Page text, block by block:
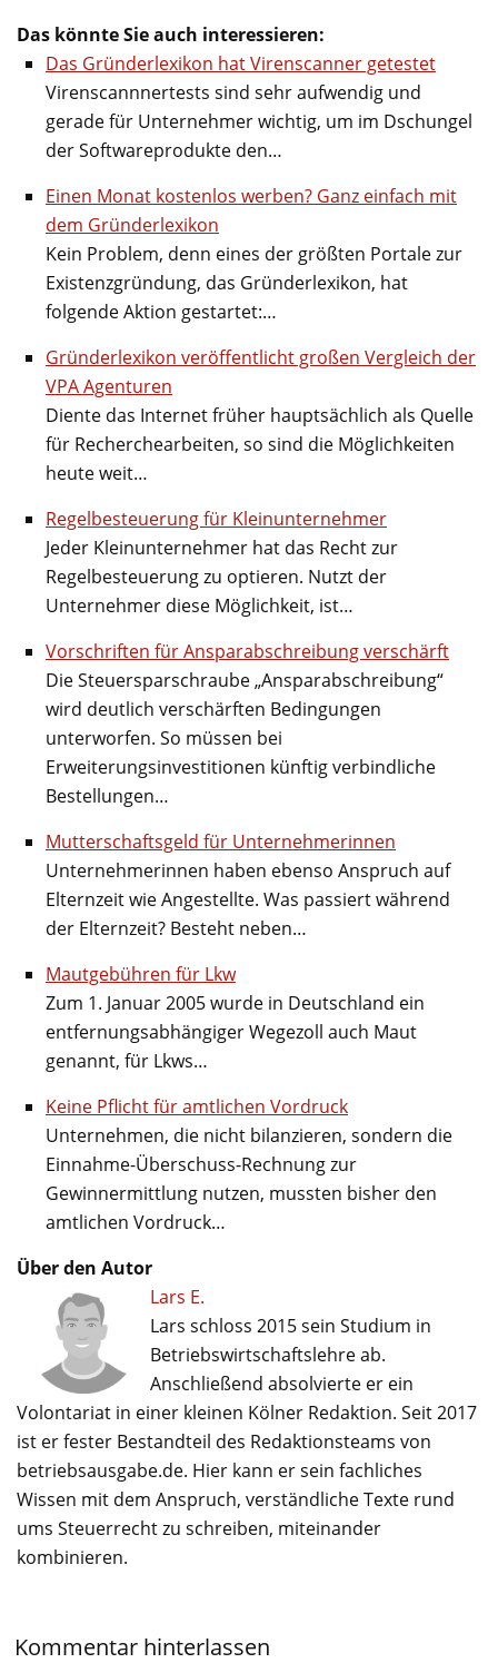
Das könnte Sie auch interessieren:
Das Gründerlexikon hat Virenscanner getestet
Virenscannnertests sind sehr aufwendig und
gerade für Unternehmer wichtig, um im Dschungel
der Softwareprodukte den…
Einen Monat kostenlos werben? Ganz einfach mit
dem Gründerlexikon
Kein Problem, denn eines der größten Portale zur
Existenzgründung, das Gründerlexikon, hat
folgende Aktion gestartet:…
Gründerlexikon veröffentlicht großen Vergleich der
VPA Agenturen
Diente das Internet früher hauptsächlich als Quelle
für Recherchearbeiten, so sind die Möglichkeiten
heute weit…
Regelbesteuerung für Kleinunternehmer
Jeder Kleinunternehmer hat das Recht zur
Regelbesteuerung zu optieren. Nutzt der
Unternehmer diese Möglichkeit, ist…
Vorschriften für Ansparabschreibung verschärft
Die Steuersparschraube „Ansparabschreibung“
wird deutlich verschärften Bedingungen
unterworfen. So müssen bei
Erweiterungsinvestitionen künftig verbindliche
Bestellungen…
Mutterschaftsgeld für Unternehmerinnen
Unternehmerinnen haben ebenso Anspruch auf
Elternzeit wie Angestellte. Was passiert während
der Elternzeit? Besteht neben…
Mautgebühren für Lkw
Zum 1. Januar 2005 wurde in Deutschland ein
entfernungsabhängiger Wegezoll auch Maut
genannt, für Lkws…
Keine Pflicht für amtlichen Vordruck
Unternehmen, die nicht bilanzieren, sondern die
Einnahme-Überschuss-Rechnung zur
Gewinnermittlung nutzen, mussten bisher den
amtlichen Vordruck…
Über den Autor
Lars E.
Lars schloss 2015 sein Studium in
Betriebswirtschaftslehre ab.
Anschließend absolvierte er ein
Volontariat in einer kleinen Kölner Redaktion. Seit 2017
ist er fester Bestandteil des Redaktionsteams von
betriebsausgabe.de. Hier kann er sein fachliches
Wissen mit dem Anspruch, verständliche Texte rund
ums Steuerrecht zu schreiben, miteinander
kombinieren.
Kommentar hinterlassen